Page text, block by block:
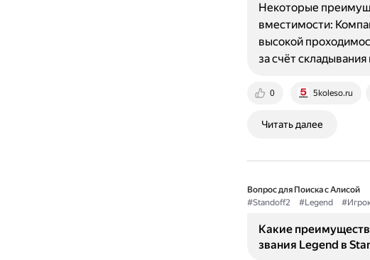
0 5koleso.ru
Некоторые
вместимости:
высокой
за счёт
Читать далее
Вопрос для Поиска с Алисой
#Standoff2
#Legend
Какие
звания Legend в